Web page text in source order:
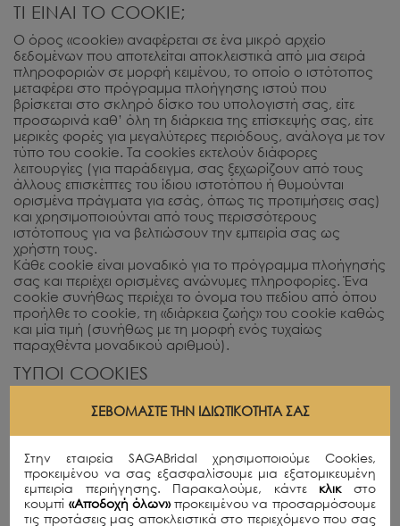
ΤΙ ΕΙΝΑΙ ΤΟ COOKIE;
Ο όρος «cookie» αναφέρεται σε ένα μικρό αρχείο
δεδομένων που αποτελείται αποκλειστικά από μια σειρά
πληροφοριών σε μορφή κειμένου, το οποίο ο ιστότοπος
μεταφέρει στο πρόγραμμα πλοήγησης ιστού που
βρίσκεται στο σκληρό δίσκο του υπολογιστή σας, είτε
προσωρινά καθ’ όλη τη διάρκεια της επίσκεψής σας, είτε
μερικές φορές για μεγαλύτερες περιόδους, ανάλογα με τον
τύπο του cookie. Τα cookies εκτελούν διάφορες
λειτουργίες (για παράδειγμα, σας ξεχωρίζουν από τους
άλλους επισκέπτες του ίδιου ιστοτόπου ή θυμούνται
ορισμένα πράγματα για εσάς, όπως τις προτιμήσεις σας)
και χρησιμοποιούνται από τους περισσότερους
ιστότοπους για να βελτιώσουν την εμπειρία σας ως
χρήστη τους.
Κάθε cookie είναι μοναδικό για το πρόγραμμα πλοήγησής
σας και περιέχει ορισμένες ανώνυμες πληροφορίες. Ένα
cookie συνήθως περιέχει το όνομα του πεδίου από όπου
προήλθε το cookie, τη «διάρκεια ζωής» του cookie καθώς
και μία τιμή (συνήθως με τη μορφή ενός τυχαίως
παραχθέντα μοναδικού αριθμού).
ΤΥΠΟΙ COOKIES
χρησιμοποιούν οι ιστότοποι περιγράφονται παρακάτω
COOKIES)
Πρόκειται για προσωρινά cookies που παραμένουν
στο αρχείο των cookies του προγράμματος
ΣΕΒΌΜΑΣΤΕ ΤΗΝ ΙΔΙΩΤΙΚΌΤΗΤΆ ΣΑΣ
Στην εταιρεία SAGABridal χρησιμοποιούμε Cookies,
προκειμένου να σας εξασφαλίσουμε μια εξατομικευμένη
εμπειρία περιήγησης. Παρακαλούμε, κάντε κλικ στο
κουμπί «Αποδοχή όλων»προκειμένου να προσαρμόσουμε
τις προτάσεις μας αποκλειστικά στο περιεχόμενο που σας